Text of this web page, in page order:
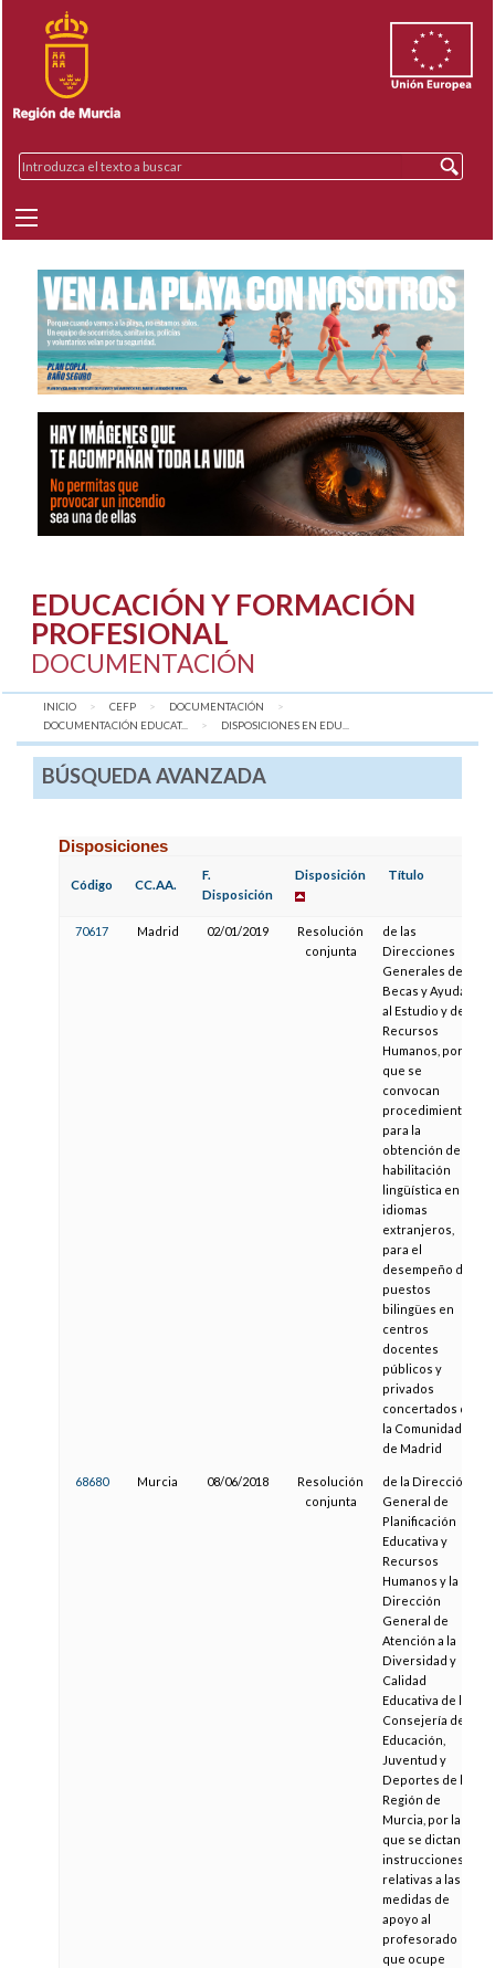
EDUCACIÓN Y FORMACIÓN
PROFESIONAL
DOCUMENTACIÓN
INICIO CEFP
DOCUMENTACIÓN
DOCUMENTACIÓN EDUCAT...
AQUÍ:
DISPOSICIONES EN EDU...
BÚSQUEDA AVANZADA
Disposiciones
Código CC.AA.
F.
Disposición
Disposición Título
70617 Madrid 02/01/2019
Resolución
conjunta
de las
Direcciones
Generales de
Becas y Ayudas
al Estudio y de
Recursos
Humanos, por la
que se
convocan
procedimientos
para la
obtención de la
habilitación
lingüística en
idiomas
extranjeros,
para el
desempeño de
puestos
bilingües en
centros
docentes
públicos y
privados
concertados de
la Comunidad
de Madrid
68680 Murcia 08/06/2018
Resolución
conjunta
de la Dirección
General de
Planificación
Educativa y
Recursos
Humanos y la
Dirección
General de
Atención a la
Diversidad y
Calidad
Educativa de la
Consejería de
Educación,
Juventud y
Deportes de la
Región de
Murcia, por la
que se dictan
instrucciones
relativas a las
medidas de
apoyo al
profesorado
que ocupe